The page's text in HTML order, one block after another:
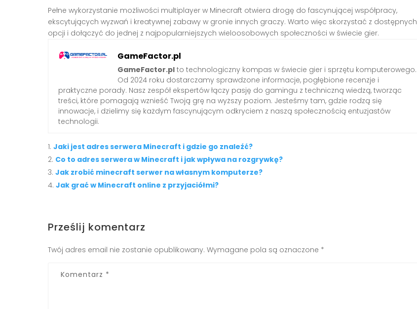
Pełne wykorzystanie możliwości multiplayer w Minecraft otwiera drogę do fascynującej współpracy,
ekscytujących wyzwań i kreatywnej zabawy w gronie innych graczy. Warto więc skorzystać z dostępnych
opcji i dołączyć do jednej z najpopularniejszych wieloosobowych społeczności w świecie gier.
GameFactor.pl
GameFactor.pl to technologiczny kompas w świecie gier i sprzętu komputerowego.
Od 2024 roku dostarczamy sprawdzone informacje, pogłębione recenzje i
praktyczne porady. Nasz zespół ekspertów łączy pasję do gamingu z techniczną wiedzą, tworząc
treści, które pomagają wznieść Twoją grę na wyższy poziom. Jesteśmy tam, gdzie rodzą się
innowacje, i dzielimy się każdym fascynującym odkryciem z naszą społecznością entuzjastów
technologii.
Jaki jest adres serwera Minecraft i gdzie go znaleźć?
Co to adres serwera w Minecraft i jak wpływa na rozgrywkę?
Jak zrobić minecraft serwer na własnym komputerze?
Jak grać w Minecraft online z przyjaciółmi?
Prześlij komentarz
Twój adres email nie zostanie opublikowany. Wymagane pola są oznaczone *